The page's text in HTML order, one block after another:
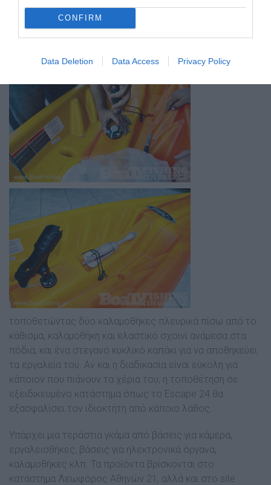
CONFIRM
Data Deletion Data Access Privacy Policy
τοποθετώντας δύο καλαµοθήκες πλευρικά πίσω από το
κάθισµα, καλαµοθήκη και ελαστικό σχοινί ανάµεσα στα
πόδια, και ένα στεγανό κυκλικό καπάκι για να αποθηκεύει
τα εργαλεία του. Αν και η διαδικασία είναι εύκολη για
κάποιον που πιάνουν τα χέρια του, η τοποθέτηση σε
εξειδικευµένο κατάστηµα όπως το Escape 24 θα
εξασφαλίσει τον ιδιοκτήτη από κάποιο λάθος.
Υπάρχει µια τεράστια γκάµα από βάσεις για κάµερα,
εργαλειοθήκες, βάσεις για ηλεκτρονικά όργανα,
καλαµοθήκες κλπ. Τα προϊόντα βρίσκονται στο
κατάστηµα Λεωφόρος Αθηνών 21, αλλά και στο site